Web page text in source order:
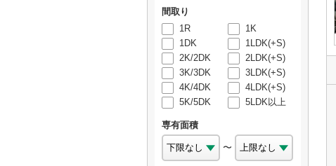
間取り
1R
1K
1DK
1LDK(+S)
2K/2DK
2LDK(+S)
3K/3DK
3LDK(+S)
4K/4DK
4LDK(+S)
5K/5DK
5LDK以上
専有面積
〜